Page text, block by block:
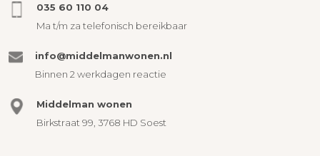
035 60 110 04
Ma t/m za telefonisch bereikbaar
info@middelmanwonen.nl
Binnen 2 werkdagen reactie
Middelman wonen
Birkstraat 99, 3768 HD Soest